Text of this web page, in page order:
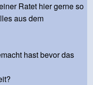
Ratet hier gerne so
aus dem
hast bevor das